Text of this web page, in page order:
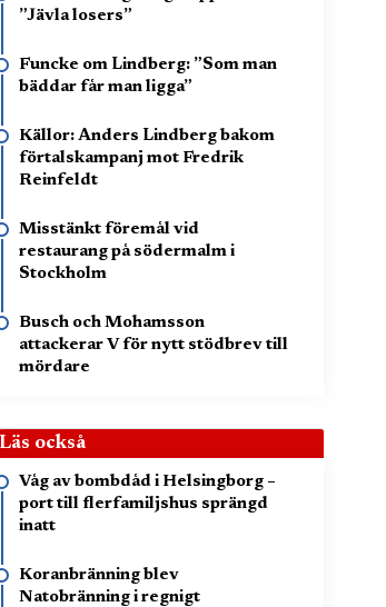
”Jävla losers”
Funcke om Lindberg: ”Som man
bäddar får man ligga”
Källor: Anders Lindberg bakom
förtalskampanj mot Fredrik
Reinfeldt
Misstänkt föremål vid
restaurang på södermalm i
Stockholm
Busch och Mohamsson
attackerar V för nytt stödbrev till
mördare
Läs också
Våg av bombdåd i Helsingborg –
port till flerfamiljshus sprängd
inatt
Koranbränning blev
Natobränning i regnigt